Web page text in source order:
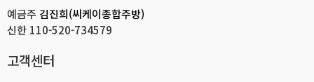
예금주 김진희(씨케이종합주방)
신한 110-520-734579
고객센터